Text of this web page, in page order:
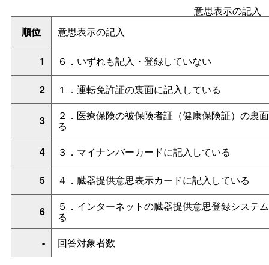
意思表示の記入
順位
意思表示の記入
1 ６．いずれも記入・登録していない
2 １．運転免許証の裏面に記入している
3 ２．医療保険の被保険者証（健康保険証）の裏
る
4
３．マイナンバーカードに記入している
5 ４．臓器提供意思表示カードに記入している
6 ５．インターネットの臓器提供意思登録システ
る
-
回答対象者数